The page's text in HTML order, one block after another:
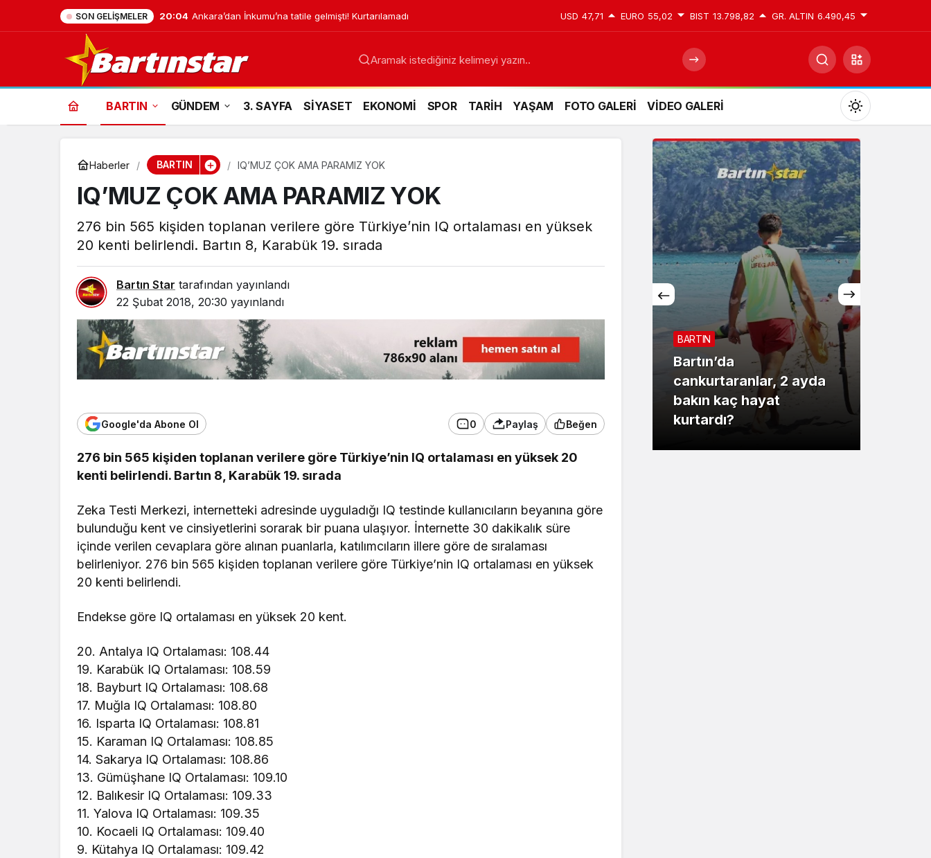
SON GELIŞMELER 20:04 Ankara’dan İnkumu’na tatile gelmişti! Kurtarılamadı USD 47,71 EURO 55,02 BIST 13.798,82 GR. ALTIN 6.490,45
Aramak istediğiniz kelimeyi yazın..
BARTIN GÜNDEM 3. SAYFA SİYASET EKONOMİ SPOR TARİH YAŞAM FOTO GALERİ VİDEO GALERİ
Mod
değiştir
Gündüz Modu
Gündüz modunu seçin.
Gece Modu
Gece modunu seçin.
Sistem Modu
Sistem modunu seçin.
Haberler BARTIN IQ’MUZ ÇOK AMA PARAMIZ YOK
IQ’MUZ ÇOK AMA PARAMIZ YOK
276 bin 565 kişiden toplanan verilere göre Türkiye’nin IQ ortalaması en yüksek
20 kenti belirlendi. Bartın 8, Karabük 19. sırada
Bartın Star tarafından yayınlandı
22 Şubat 2018, 20:30 yayınlandı
Google'da Abone Ol 0 Paylaş Beğen
276 bin 565 kişiden toplanan verilere göre Türkiye’nin IQ ortalaması en yüksek 20
kenti belirlendi. Bartın 8, Karabük 19. sırada
Zeka Testi Merkezi, internetteki adresinde uyguladığı IQ testinde kullanıcıların beyanına göre
bulunduğu kent ve cinsiyetlerini sorarak bir puana ulaşıyor. İnternette 30 dakikalık süre
içinde verilen cevaplara göre alınan puanlarla, katılımcıların illere göre de sıralaması
belirleniyor. 276 bin 565 kişiden toplanan verilere göre Türkiye’nin IQ ortalaması en yüksek
20 kenti belirlendi.
Endekse göre IQ ortalaması en yüksek 20 kent.
20. Antalya IQ Ortalaması: 108.44
19. Karabük IQ Ortalaması: 108.59
18. Bayburt IQ Ortalaması: 108.68
17. Muğla IQ Ortalaması: 108.80
16. Isparta IQ Ortalaması: 108.81
15. Karaman IQ Ortalaması: 108.85
14. Sakarya IQ Ortalaması: 108.86
13. Gümüşhane IQ Ortalaması: 109.10
12. Balıkesir IQ Ortalaması: 109.33
11. Yalova IQ Ortalaması: 109.35
10. Kocaeli IQ Ortalaması: 109.40
9. Kütahya IQ Ortalaması: 109.42
Ankara’dan İnkumu’na
Kurtarılamadı
BARTIN
Bartın’da
cankurtaranlar, 2 ayda
bakın kaç hayat
kurtardı?